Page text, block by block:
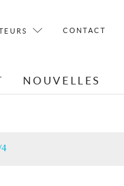
CONTACT
NOUVELLES